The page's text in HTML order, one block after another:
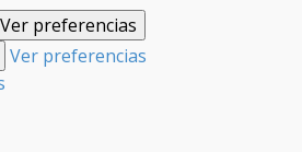
Ver preferencias
Ver preferencias